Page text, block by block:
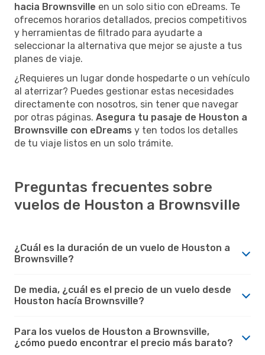
hacia Brownsville en un solo sitio con eDreams. Te
ofrecemos horarios detallados, precios competitivos
y herramientas de filtrado para ayudarte a
seleccionar la alternativa que mejor se ajuste a tus
planes de viaje.
¿Requieres un lugar donde hospedarte o un vehículo
al aterrizar? Puedes gestionar estas necesidades
directamente con nosotros, sin tener que navegar
por otras páginas. Asegura tu pasaje de Houston a
Brownsville con eDreams y ten todos los detalles
de tu viaje listos en un solo trámite.
Preguntas frecuentes sobre
vuelos de Houston a Brownsville
¿Cuál es la duración de un vuelo de Houston a
Brownsville?
De media, ¿cuál es el precio de un vuelo desde
Houston hacía Brownsville?
Para los vuelos de Houston a Brownsville,
¿cómo puedo encontrar el precio más barato?